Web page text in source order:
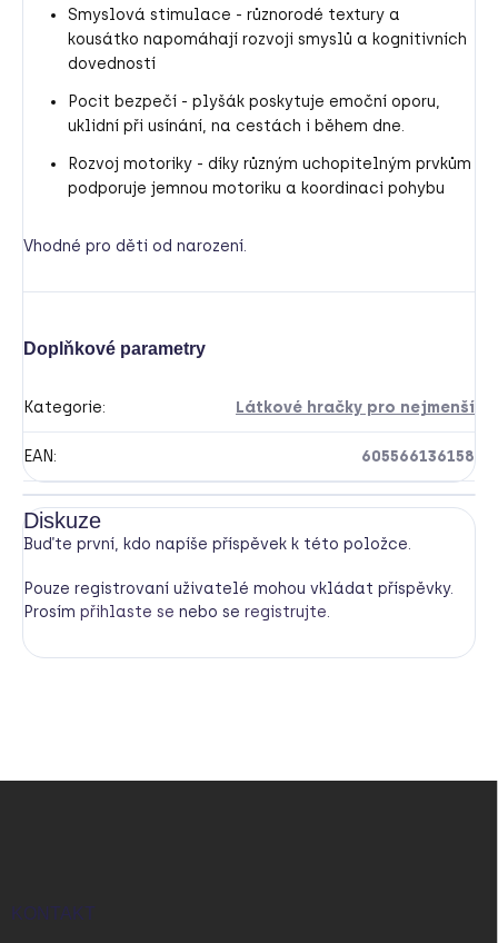
Smyslová stimulace - různorodé textury a
kousátko napomáhají rozvoji smyslů a kognitivních
dovedností
Pocit bezpečí - plyšák poskytuje emoční oporu,
uklidní při usínání, na cestách i během dne.
Rozvoj motoriky - díky různým uchopitelným prvkům
podporuje jemnou motoriku a koordinaci pohybu
Vhodné pro děti od narození.
Doplňkové parametry
Kategorie: Látkové hračky pro nejmenší
EAN: 605566136158
Diskuze
Buďte první, kdo napíše příspěvek k této položce.
Pouze registrovaní uživatelé mohou vkládat příspěvky.
Prosím přihlaste se nebo se registrujte.
KONTAKT